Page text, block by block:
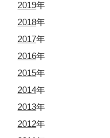
2019年
2018年
2017年
2016年
2015年
2014年
2013年
2012年